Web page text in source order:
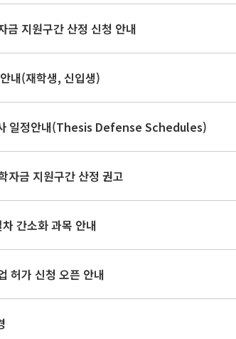
금 지원구간 산정 신청 안내
내(재학생, 신입생)
일정안내(Thesis Defense Schedules)
자금 지원구간 산정 권고
간소화 과목 안내
허가 신청 오픈 안내